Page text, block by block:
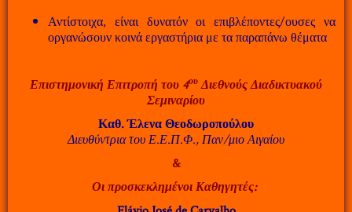
Αντίστοιχα, είναι δυνατόν οι επιβλέποντες/ουσες να
οργανώσουν κοινά εργαστήρια με τα παραπάνω θέματα
Επιστημονική Επιτροπή του 4ου Διεθνούς Διαδικτυακού
Σεμιναρίου
Καθ. Έλενα Θεοδωροπούλου
Διευθύντρια του Ε.Ε.Π.Φ., Παν/μιο Αιγαίου
&
Οι προσκεκλημένοι Καθηγητές: